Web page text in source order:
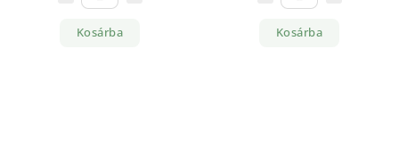
Kosárba Kosárba